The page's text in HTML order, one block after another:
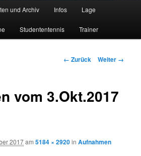
und Archiv Infos Lage
Studententennis Trainer
Bilder-
← Zurück Weiter →
vom 3.Okt.2017
2017am5184 × 2920inAufnahmen